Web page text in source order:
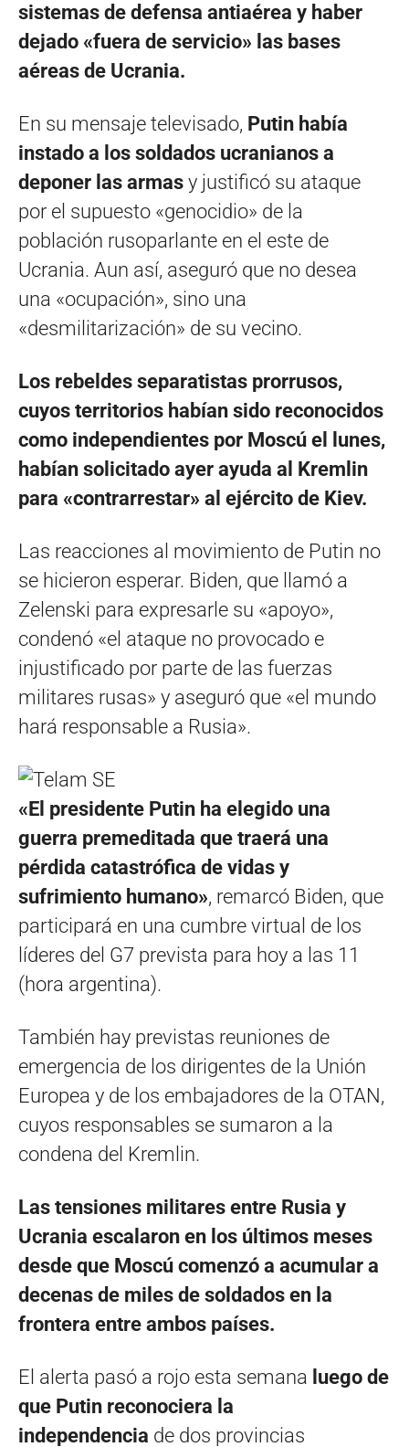
sistemas de defensa antiaérea y haber
dejado «fuera de servicio» las bases
aéreas de Ucrania.
En su mensaje televisado, Putin había
instado a los soldados ucranianos a
deponer las armas y justificó su ataque
por el supuesto «genocidio» de la
población rusoparlante en el este de
Ucrania. Aun así, aseguró que no desea
una «ocupación», sino una
«desmilitarización» de su vecino.
Los rebeldes separatistas prorrusos,
cuyos territorios habían sido reconocidos
como independientes por Moscú el lunes,
habían solicitado ayer ayuda al Kremlin
para «contrarrestar» al ejército de Kiev.
Las reacciones al movimiento de Putin no
se hicieron esperar. Biden, que llamó a
Zelenski para expresarle su «apoyo»,
condenó «el ataque no provocado e
injustificado por parte de las fuerzas
militares rusas» y aseguró que «el mundo
hará responsable a Rusia».
«El presidente Putin ha elegido una
guerra premeditada que traerá una
pérdida catastrófica de vidas y
sufrimiento humano», remarcó Biden, que
participará en una cumbre virtual de los
líderes del G7 prevista para hoy a las 11
(hora argentina).
También hay previstas reuniones de
emergencia de los dirigentes de la Unión
Europea y de los embajadores de la OTAN,
cuyos responsables se sumaron a la
condena del Kremlin.
Las tensiones militares entre Rusia y
Ucrania escalaron en los últimos meses
desde que Moscú comenzó a acumular a
decenas de miles de soldados en la
frontera entre ambos países.
El alerta pasó a rojo esta semana luego de
que Putin reconociera la
independencia de dos provincias